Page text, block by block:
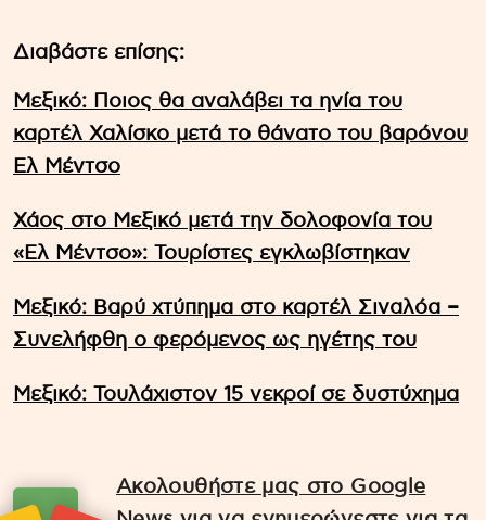
Διαβάστε επίσης:
Μεξικό: Ποιος θα αναλάβει τα ηνία του
καρτέλ Χαλίσκο μετά το θάνατο του βαρόνου
Ελ Μέντσο
Χάος στο Μεξικό μετά την δολοφονία του
«Ελ Μέντσο»: Τουρίστες εγκλωβίστηκαν
Μεξικό: Βαρύ χτύπημα στο καρτέλ Σιναλόα –
Συνελήφθη ο φερόμενος ως ηγέτης του
Μεξικό: Τουλάχιστον 15 νεκροί σε δυστύχημα
Ακολουθήστε μας στο Google